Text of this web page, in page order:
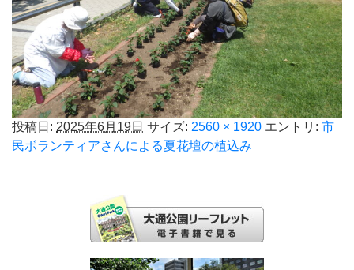
投稿日: 2025年6月19日 サイズ: 2560 × 1920 エントリ: 市
民ボランティアさんによる夏花壇の植込み